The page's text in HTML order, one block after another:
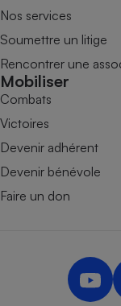
Nos services
Soumettre un litige
Rencontrer une
Mobiliser
Combats
Victoires
Devenir adhérent
Devenir bénévole
Faire un don